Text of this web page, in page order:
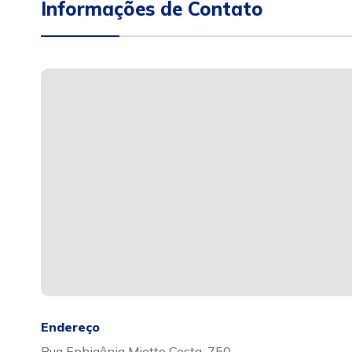
Informações de Contato
Endereço